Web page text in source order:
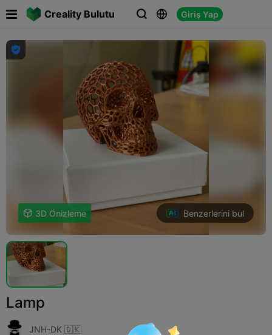
Creality Bulutu   Giriş Yap
 

 3D Önizleme Benzerlerini bul
Lamp
JNH-DK 🇩🇰